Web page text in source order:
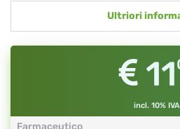
Ultriori
11
incl. 10% IVA
Farmaceutico